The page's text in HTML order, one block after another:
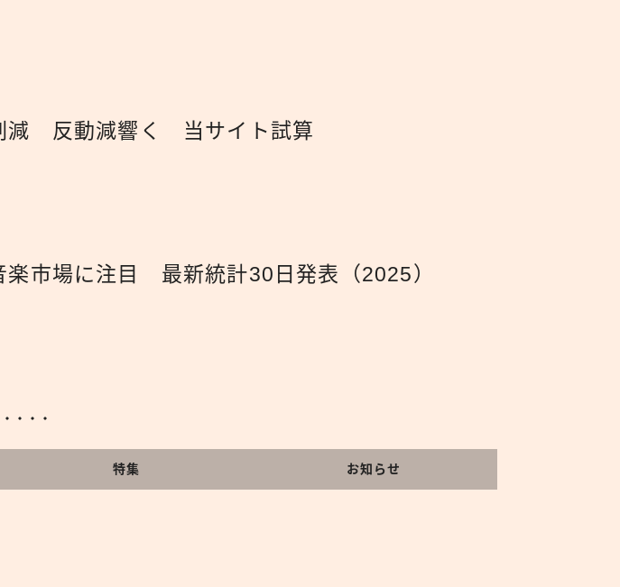
減 反動減響く 当サイト試算
楽市場に注目 最新統計30日発表（2025）
特集 お知らせ